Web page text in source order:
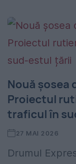
Nouă șosea
Proiectul
traficul în
27 MAI 2026
Drumul